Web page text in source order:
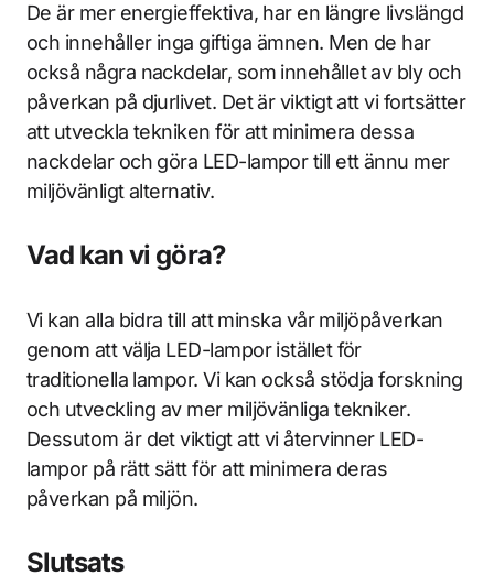
De är mer energieffektiva, har en längre livslängd
och innehåller inga giftiga ämnen. Men de har
också några nackdelar, som innehållet av bly och
påverkan på djurlivet. Det är viktigt att vi fortsätter
att utveckla tekniken för att minimera dessa
nackdelar och göra LED-lampor till ett ännu mer
miljövänligt alternativ.
Vad kan vi göra?
Vi kan alla bidra till att minska vår miljöpåverkan
genom att välja LED-lampor istället för
traditionella lampor. Vi kan också stödja forskning
och utveckling av mer miljövänliga tekniker.
Dessutom är det viktigt att vi återvinner LED-
lampor på rätt sätt för att minimera deras
påverkan på miljön.
Slutsats